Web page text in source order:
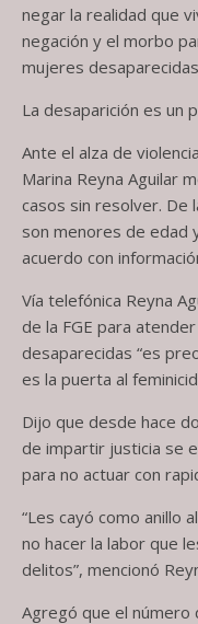
negar la realidad que
negación y el morbo
mujeres
La desaparición es un
Ante el alza de
Marina Reyna Aguilar
casos sin resolver. De
son menores de edad
acuerdo con
Vía telefónica Reyna
de la FGE para
desaparecidas “es
es la puerta al
Dijo que desde hace
de impartir justicia se
para no actuar con
“Les cayó como anillo
no hacer la labor que
delitos”, mencionó
Agregó que el